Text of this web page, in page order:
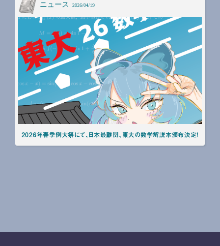
ニュース 2026/04/19
2026年春季例大祭にて、日本最難関、東大の数学解説本頒布決定！